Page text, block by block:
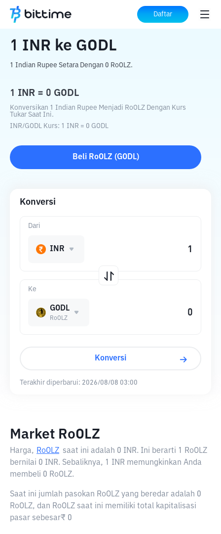
Daftar
Beranda Konverter Kripto ke GODL
1 INR ke GODL
1 Indian Rupee Setara Dengan 0 RoOLZ.
1 INR = 0 GODL
Konversikan 1 Indian Rupee Menjadi RoOLZ Dengan Kurs
Tukar Saat Ini.
INR/GODL Kurs: 1 INR = 0 GODL
Beli RoOLZ (GODL)
Konversi
Ke
GODL
RoOLZ
Dari
INR
Konversi
Terakhir diperbarui: 2026/08/08 03:00
Market RoOLZ
Harga, RoOLZ saat ini adalah 0 INR. Ini berarti 1 RoOLZ
bernilai 0 INR. Sebaliknya, 1 INR memungkinkan Anda
membeli 0 RoOLZ.
Saat ini jumlah pasokan RoOLZ yang beredar adalah 0
RoOLZ, dan RoOLZ saat ini memiliki total kapitalisasi
pasar sebesar₹ 0